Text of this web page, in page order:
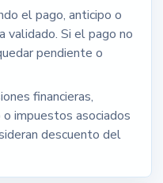
el pago, anticipo o
validado. Si el pago no
pendiente o
financieras,
impuestos asociados
descuento del